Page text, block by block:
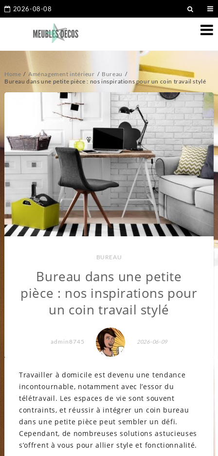
2026-08-08
Home Aménagement intérieur
Bureau
Bureau dans une petite pièce : nos inspirations pour un coin travail stylé
BUREAU
Bureau dans une petite
pièce : nos inspirations pour
un coin travail stylé
admin8745 2026-06-09
Travailler à domicile est devenu une tendance
incontournable, notamment avec l’essor du
télétravail. Les espaces de vie sont souvent
contraints, et réussir à intégrer un coin bureau
dans une petite pièce peut sembler un défi.
Cependant, de nombreuses solutions astucieuses
s’offrent à vous pour allier style et fonctionnalité.